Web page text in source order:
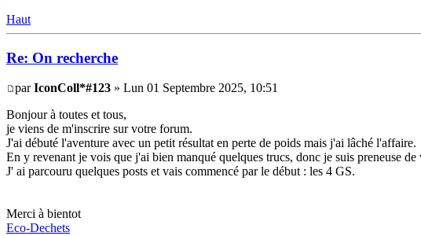
Haut
Re: On recherche
parIconColl*#123 » Lun 01 Septembre 2025, 10:51
Bonjour à toutes et tous,
je viens de m'inscrire sur votre forum.
J'ai débuté l'aventure avec un petit résultat en perte de poids mais j'ai lâché l'affaire.
En y revenant je vois que j'ai bien manqué quelques trucs, donc je suis preneuse de
J' ai parcouru quelques posts et vais commencé par le début : les 4 GS.
Merci à bientot
Eco-Dechets